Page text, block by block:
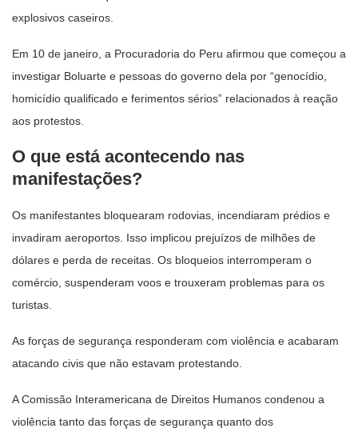
explosivos caseiros.
Em 10 de janeiro, a Procuradoria do Peru afirmou que começou a
investigar Boluarte e pessoas do governo dela por “genocídio,
homicídio qualificado e ferimentos sérios” relacionados à reação
aos protestos.
O que está acontecendo nas
manifestações?
Os manifestantes bloquearam rodovias, incendiaram prédios e
invadiram aeroportos. Isso implicou prejuízos de milhões de
dólares e perda de receitas. Os bloqueios interromperam o
comércio, suspenderam voos e trouxeram problemas para os
turistas.
As forças de segurança responderam com violência e acabaram
atacando civis que não estavam protestando.
A Comissão Interamericana de Direitos Humanos condenou a
violência tanto das forças de segurança quanto dos